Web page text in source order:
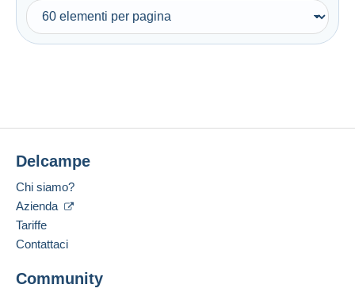
Delcampe
Chi siamo?
Azienda
Tariffe
Contattaci
Community